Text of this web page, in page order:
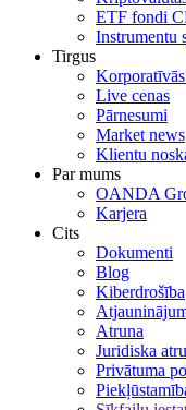
ETF fondi
Instrumentu
Tirgus
Live cenas
Pārnesumi
Market news
Klientu
Par mums
OANDA
Karjera
Cits
Dokumenti
Blog
Kiberdrošība
Atruna
Juridiska
Privātuma